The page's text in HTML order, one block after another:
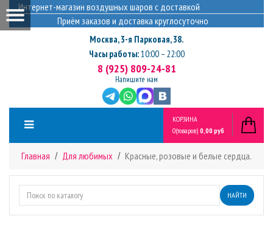
Интернет-магазин воздушных шаров с доставкой
Приём заказов и доставка круглосуточно
Москва,3-я Парковая, 38.
Часы работы:10:00 – 22:00
8 (925) 809-24-81
Напишите нам
КОРЗИНА
0(товаров) 0,00 руб
Главная Для любимых Красные, розовые и белые сердца.
НАЙТИ